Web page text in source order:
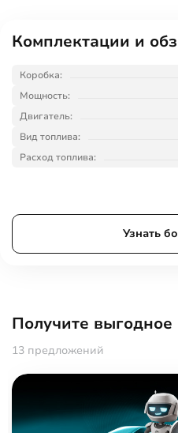
Комплектации и
Коробка:
Мощность:
Двигатель:
Вид топлива:
Расход топлива:
Узнать
Получите
13 предложений